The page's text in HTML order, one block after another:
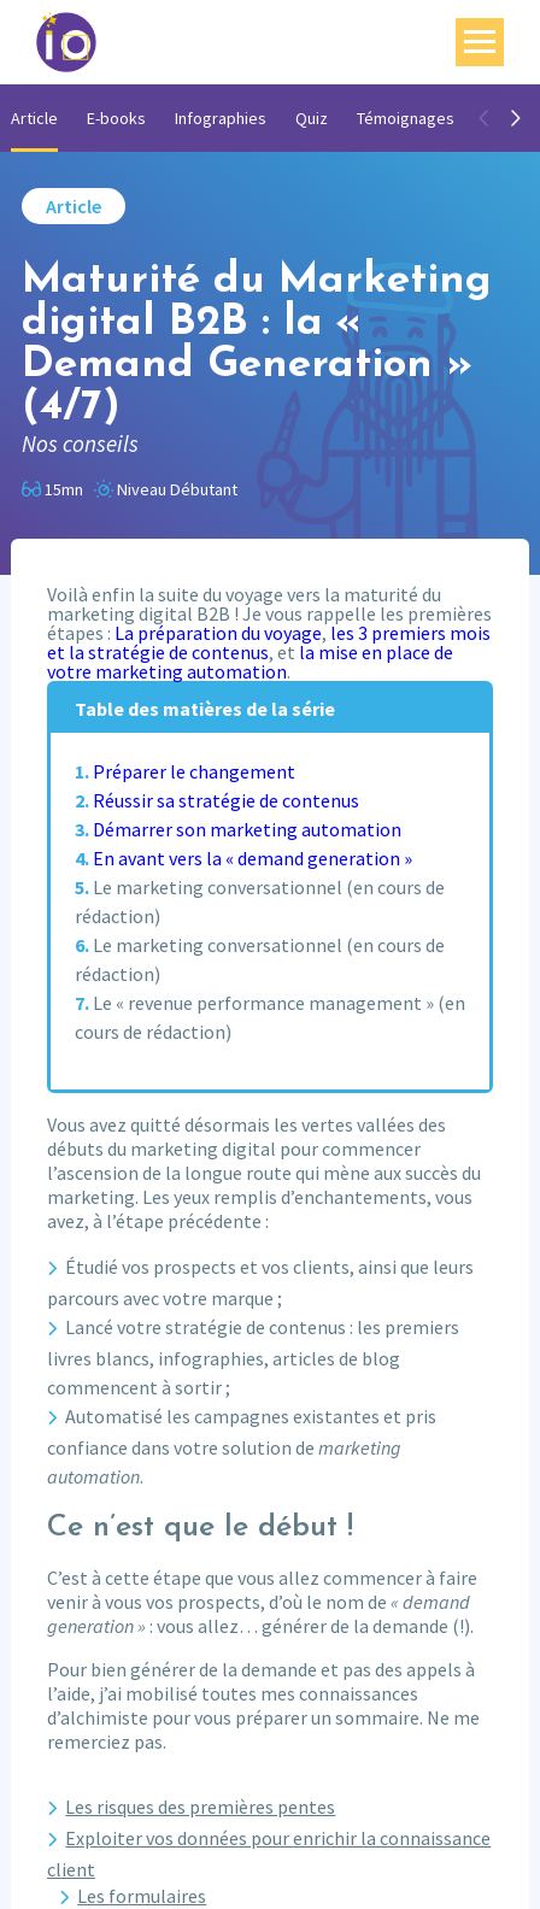
Vos enjeux
Académie
Ressources
Agenda
Contact
Mon compte
English
Article E-books Infographies Quiz Témoignages Vidéos
Article
Maturité du Marketing
digital B2B : la «
Demand Generation »
(4/7)
Nos conseils
15mn Niveau Débutant
Voilà enfin la suite du voyage vers la maturité du
marketing digital B2B ! Je vous rappelle les premières
étapes : La préparation du voyage, les 3 premiers mois
et la stratégie de contenus, et la mise en place de
votre marketing automation.
Table des matières de la série
Préparer le changement
Réussir sa stratégie de contenus
Démarrer son marketing automation
En avant vers la « demand generation »
Le marketing conversationnel (en cours de
rédaction)
Le marketing conversationnel (en cours de
rédaction)
Le « revenue performance management » (en
cours de rédaction)
Vous avez quitté désormais les vertes vallées des
débuts du marketing digital pour commencer
l’ascension de la longue route qui mène aux succès du
marketing. Les yeux remplis d’enchantements, vous
avez, à l’étape précédente :
Étudié vos prospects et vos clients, ainsi que leurs
parcours avec votre marque ;
Lancé votre stratégie de contenus : les premiers
livres blancs, infographies, articles de blog
commencent à sortir ;
Automatisé les campagnes existantes et pris
confiance dans votre solution de marketing
automation.
Ce n’est que le début !
C’est à cette étape que vous allez commencer à faire
venir à vous vos prospects, d’où le nom de « demand
generation » : vous allez… générer de la demande (!).
Pour bien générer de la demande et pas des appels à
l’aide, j’ai mobilisé toutes mes connaissances
d’alchimiste pour vous préparer un sommaire. Ne me
remerciez pas.
Les risques des premières pentes
Exploiter vos données pour enrichir la connaissance
client
Les formulaires